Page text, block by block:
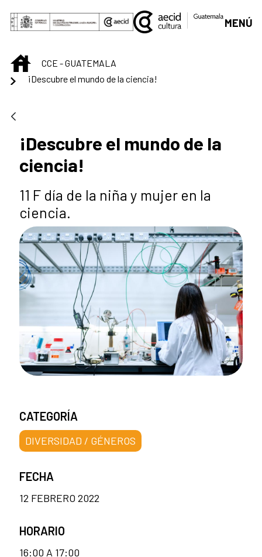
Saltar al contenido principal
MENÚ
INICIOCCE - GUATEMALA
¡Descubre el mundo de la ciencia!
¡Descubre el mundo de la
ciencia!
11 F día de la niña y mujer en la
ciencia.
CATEGORÍA
DIVERSIDAD / GÉNEROS
FECHA
12 FEBRERO 2022
HORARIO
16:00 A 17:00